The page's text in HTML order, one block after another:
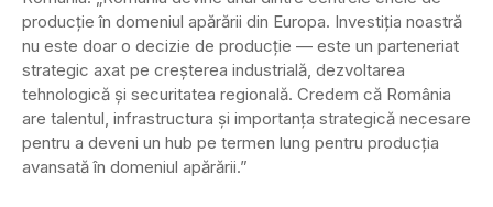
producție în domeniul apărării din Europa. Investiția noastră
nu este doar o decizie de producție — este un parteneriat
strategic axat pe creșterea industrială, dezvoltarea
tehnologică și securitatea regională. Credem că România
are talentul, infrastructura și importanța strategică necesare
pentru a deveni un hub pe termen lung pentru producția
avansată în domeniul apărării.”